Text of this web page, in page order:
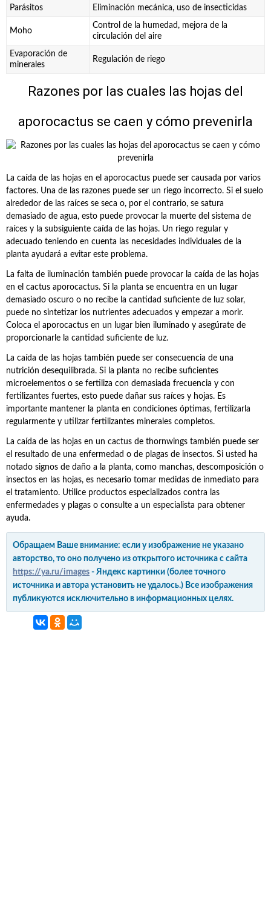
Parásitos Eliminación mecánica, uso de insecticidas
Moho
Control de la humedad, mejora de la
circulación del aire
Evaporación de
minerales
Regulación de riego
Razones por las cuales las hojas del
aporocactus se caen y cómo prevenirla
La caída de las hojas en el aporocactus puede ser causada por varios
factores. Una de las razones puede ser un riego incorrecto. Si el suelo
alrededor de las raíces se seca o, por el contrario, se satura
demasiado de agua, esto puede provocar la muerte del sistema de
raíces y la subsiguiente caída de las hojas. Un riego regular y
adecuado teniendo en cuenta las necesidades individuales de la
planta ayudará a evitar este problema.
La falta de iluminación también puede provocar la caída de las hojas
en el cactus aporocactus. Si la planta se encuentra en un lugar
demasiado oscuro o no recibe la cantidad suficiente de luz solar,
puede no sintetizar los nutrientes adecuados y empezar a morir.
Coloca el aporocactus en un lugar bien iluminado y asegúrate de
proporcionarle la cantidad suficiente de luz.
La caída de las hojas también puede ser consecuencia de una
nutrición desequilibrada. Si la planta no recibe suficientes
microelementos o se fertiliza con demasiada frecuencia y con
fertilizantes fuertes, esto puede dañar sus raíces y hojas. Es
importante mantener la planta en condiciones óptimas, fertilizarla
regularmente y utilizar fertilizantes minerales completos.
La caída de las hojas en un cactus de thornwings también puede ser
el resultado de una enfermedad o de plagas de insectos. Si usted ha
notado signos de daño a la planta, como manchas, descomposición o
insectos en las hojas, es necesario tomar medidas de inmediato para
el tratamiento. Utilice productos especializados contra las
enfermedades y plagas o consulte a un especialista para obtener
ayuda.
Обращаем Ваше внимание: если у изображение не указано
авторство, то оно получено из открытого источника с сайта
https://ya.ru/images - Яндекс картинки (более точного
источника и автора установить не удалось.) Все изображения
публикуются исключительно в информационных целях.